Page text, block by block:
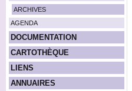
ARCHIVES
AGENDA
DOCUMENTATION
CARTOTHÈQUE
LIENS
ANNUAIRES